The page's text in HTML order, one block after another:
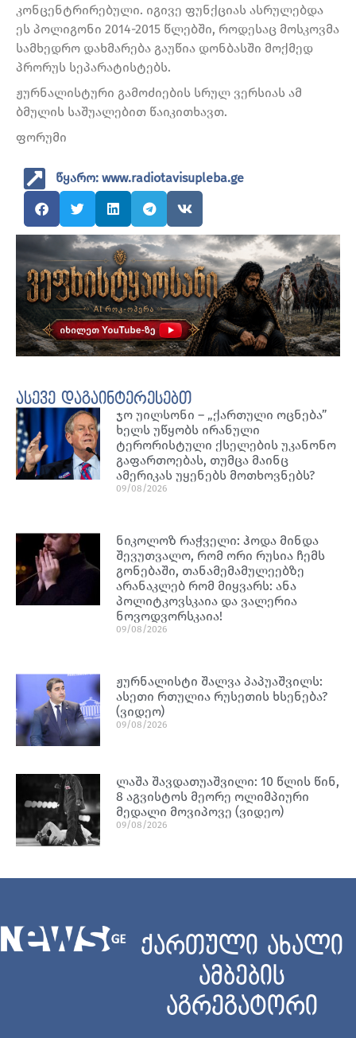
კონცენტრირებული. იგივე ფუნქციას ასრულებდა
ეს პოლიგონი 2014-2015 წლებში, როდესაც მოსკოვმა
სამხედრო დახმარება გაუწია დონბასში მოქმედ
პრორუს სეპარატისტებს.
ჟურნალისტური გამოძიების სრულ ვერსიას ამ
ბმულის საშუალებით წაიკითხავთ.
ფორუმი
წყარო: www.radiotavisupleba.ge
ასევე დაგაინტერესებთ
ჯო უილსონი – „ქართული ოცნება”
ხელს უწყობს ირანული
ტერორისტული ქსელების უკანონო
გაფართოებას, თუმცა მაინც
ამერიკას უყენებს მოთხოვნებს?
09/08/2026
ნიკოლოზ რაჭველი: ჰოდა მინდა
შევუთვალო, რომ ორი რუსია ჩემს
გონებაში, თანამემამულეებზე
არანაკლებ რომ მიყვარს: ანა
პოლიტკოვსკაია და ვალერია
ნოვოდვორსკაია!
09/08/2026
ჟურნალისტი შალვა პაპუაშვილს:
ასეთი რთულია რუსეთის ხსენება?
(ვიდეო)
09/08/2026
ლაშა შავდათუაშვილი: 10 წლის წინ,
8 აგვისტოს მეორე ოლიმპიური
მედალი მოვიპოვე (ვიდეო)
09/08/2026
ქართული ახალი
ამბების
აგრეგატორი